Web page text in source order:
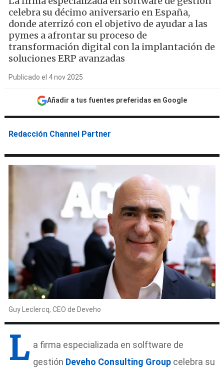
celebra su décimo aniversario en España,
donde aterrizó con el objetivo de ayudar a las
pymes a afrontar su proceso de
transformación digital con la implantación de
soluciones ERP avanzadas
Publicado el 4 nov 2025
Añadir a tus fuentes preferidas en Google
Redacción Channel Partner
Guy Leclercq, CEO de Deveho
L a firma especializada en solftware de
gestión Deveho Consulting Group celebra su